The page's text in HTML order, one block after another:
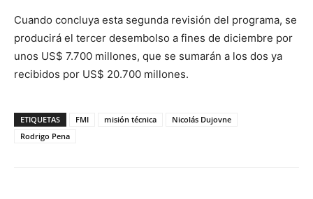
Cuando concluya esta segunda revisión del programa, se
producirá el tercer desembolso a fines de diciembre por
unos US$ 7.700 millones, que se sumarán a los dos ya
recibidos por US$ 20.700 millones.
ETIQUETAS FMI misión técnica
Nicolás Dujovne
Rodrigo Pena